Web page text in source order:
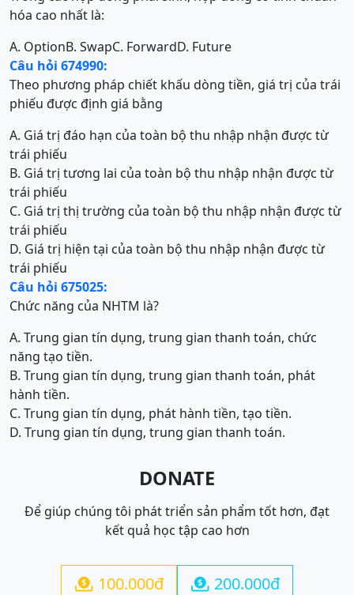
hóa cao nhất là:
A. OptionB. SwapC. ForwardD. Future
Câu hỏi 674990:
Theo phương pháp chiết khấu dòng tiền, giá trị của trái
phiếu được định giá bằng
A. Giá trị đáo hạn của toàn bộ thu nhập nhận được từ
trái phiếu
B. Giá trị tương lai của toàn bộ thu nhập nhận được từ
trái phiếu
C. Giá trị thị trường của toàn bộ thu nhập nhận được từ
trái phiếu
D. Giá trị hiện tại của toàn bộ thu nhập nhận được từ
trái phiếu
Câu hỏi 675025:
Chức năng của NHTM là?
A. Trung gian tín dụng, trung gian thanh toán, chức
năng tạo tiền.
B. Trung gian tín dụng, trung gian thanh toán, phát
hành tiền.
C. Trung gian tín dụng, phát hành tiền, tạo tiền.
D. Trung gian tín dụng, trung gian thanh toán.
DONATE
Để giúp chúng tôi phát triển sản phẩm tốt hơn, đạt
kết quả học tập cao hơn
 100.000đ  200.000đ